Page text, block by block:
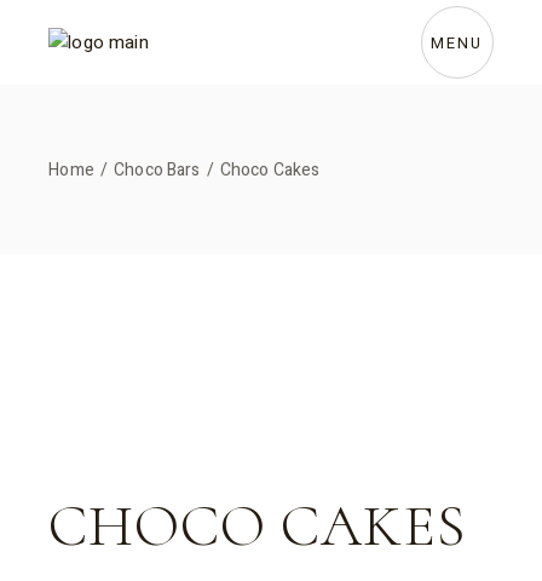
MENU
Home Choco Bars Choco Cakes
CHOCO CAKES